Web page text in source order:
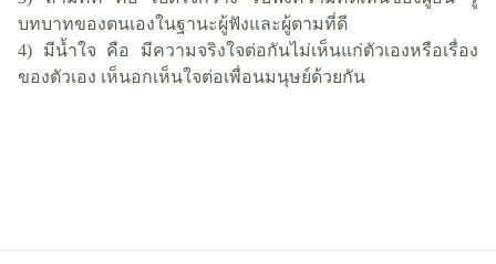
บทบาทของตนเองในฐานะผู้ฟังและผู้ตามที่ดี
4) มีน้ำใจ คือ มีความจริงใจต่อกันไม่เห็นแก่ตัวเองหรือเรื่อง
ของตัวเอง เห็นอกเห็นใจต่อเพื่อนมนุษย์ด้วยกัน